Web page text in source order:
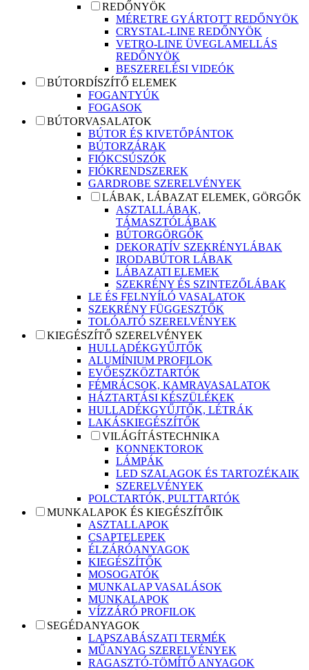
REDŐNYÖK
MÉRETRE GYÁRTOTT REDŐNYÖK
CRYSTAL-LINE REDŐNYÖK
VETRO-LINE ÜVEGLAMELLÁS
REDŐNYÖK
BESZERELÉSI VIDEÓK
BÚTORDÍSZÍTŐ ELEMEK
FOGANTYÚK
FOGASOK
BÚTORVASALATOK
BÚTOR ÉS KIVETŐPÁNTOK
BÚTORZÁRAK
FIÓKCSÚSZÓK
FIÓKRENDSZEREK
GARDROBE SZERELVÉNYEK
LÁBAK, LÁBAZAT ELEMEK, GÖRGŐK
ASZTALLÁBAK,
TÁMASZTÓLÁBAK
BÚTORGÖRGŐK
DEKORATÍV SZEKRÉNYLÁBAK
IRODABÚTOR LÁBAK
LÁBAZATI ELEMEK
SZEKRÉNY ÉS SZINTEZŐLÁBAK
LE ÉS FELNYÍLÓ VASALATOK
SZEKRÉNY FÜGGESZTŐK
TOLÓAJTÓ SZERELVÉNYEK
KIEGÉSZÍTŐ SZERELVÉNYEK
HULLADÉKGYŰJTŐK
ALUMÍNIUM PROFILOK
EVŐESZKÖZTARTÓK
FÉMRÁCSOK, KAMRAVASALATOK
HÁZTARTÁSI KÉSZÜLÉKEK
HULLADÉKGYŰJTŐK, LÉTRÁK
LAKÁSKIEGÉSZÍTŐK
VILÁGÍTÁSTECHNIKA
KONNEKTOROK
LÁMPÁK
LED SZALAGOK ÉS TARTOZÉKAIK
SZERELVÉNYEK
POLCTARTÓK, PULTTARTÓK
MUNKALAPOK ÉS KIEGÉSZÍTŐIK
ASZTALLAPOK
CSAPTELEPEK
ÉLZÁRÓANYAGOK
KIEGÉSZÍTŐK
MOSOGATÓK
MUNKALAP VASALÁSOK
MUNKALAPOK
VÍZZÁRÓ PROFILOK
SEGÉDANYAGOK
LAPSZABÁSZATI TERMÉK
MŰANYAG SZERELVÉNYEK
RAGASZTÓ-TÖMÍTŐ ANYAGOK